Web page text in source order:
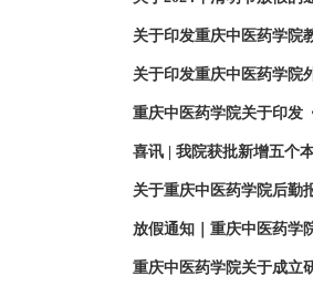
关于印发重庆中医药学院
关于印发重庆中医药学院
重庆中医药学院关于印发
喜讯 | 我院获批新增五个
关于重庆中医药学院后勤
放假通知｜重庆中医药学
重庆中医药学院关于成立